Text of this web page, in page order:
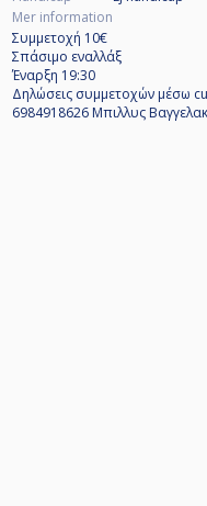
Mer information
Συμμετοχή 10€
Σπάσιμο εναλλάξ
Έναρξη 19:30
Δηλώσεις συμμετοχών μέσω
6984918626 Μπιλλυς